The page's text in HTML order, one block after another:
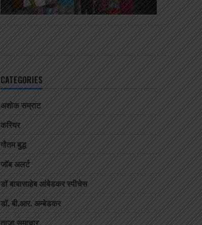
CATEGORIES
अशोक सम्राट
करियर
गौतम बुद्ध
जॉब अलर्ट
डॉ बाबासाहेब आंबेडकर स्पीचेस
डॉ. बी.आर. अम्बेडकर
ताजा समाचार